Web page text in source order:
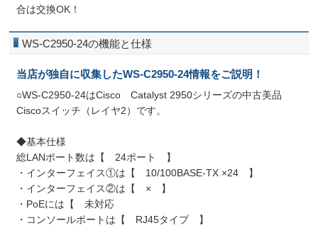
合は交換OK！
WS-C2950-24の機能と仕様
当店が独自に収集したWS-C2950-24情報をご説明！
○WS-C2950-24はCisco Catalyst 2950シリーズの中古美品
Ciscoスイッチ（レイヤ2）です。
◆基本仕様
総LANポート数は【 24ポート 】
・インターフェイス①は【 10/100BASE-TX ×24 】
・インターフェイス②は【 × 】
・PoEには【 未対応
・コンソールポートは【 RJ45タイプ 】